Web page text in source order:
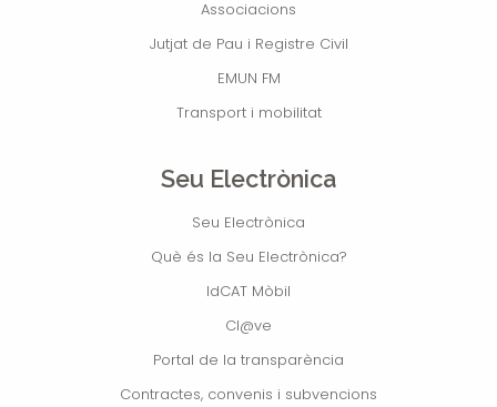
Associacions
Jutjat de Pau i Registre Civil
EMUN FM
Transport i mobilitat
Seu Electrònica
Seu Electrònica
Què és la Seu Electrònica?
IdCAT Mòbil
Cl@ve
Portal de la transparència
Contractes, convenis i subvencions